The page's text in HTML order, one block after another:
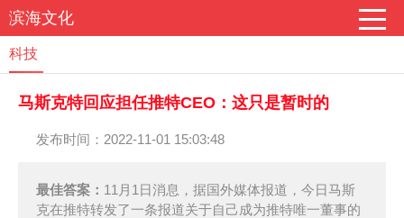
滨海文化
科技
马斯克特回应担任推特CEO：这只是暂时的
发布时间：2022-11-01 15:03:48
最佳答案： 11月1日消息，据国外媒体报道，今日马斯
克在推特转发了一条报道关于自己成为推特唯一董事的